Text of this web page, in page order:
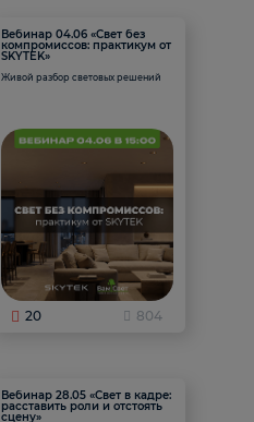
Вебинар 04.06 «Свет без
компромиссов: практикум от
SKYTEK»
Живой разбор световых решений
20 804
Вебинар 28.05 «Свет в кадре:
расставить роли и отстоять
сцену»